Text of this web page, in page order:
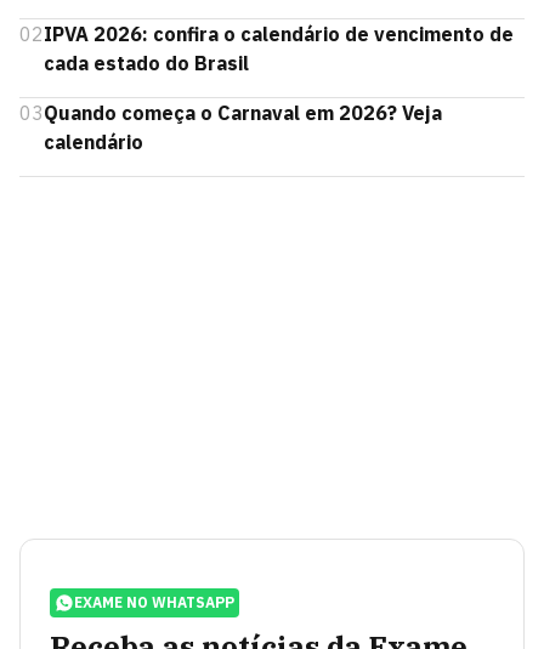
02IPVA 2026: confira o calendário de vencimento de
cada estado do Brasil
03Quando começa o Carnaval em 2026? Veja
calendário
EXAME NO WHATSAPP